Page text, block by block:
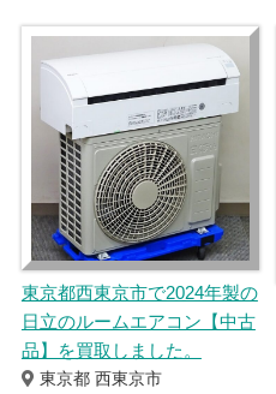
東京都西東京市で2024年製の
日立のルームエアコン【中古
品】を買取しました。
東京都 西東京市